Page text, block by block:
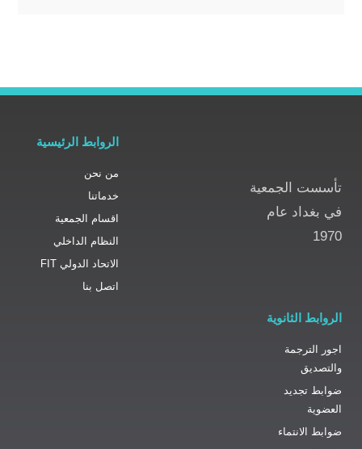
الجمعية
عام
الروابط الرئيسية
اقسام الجمعية
النظام الداخلي
الاتحاد الدولي FIT